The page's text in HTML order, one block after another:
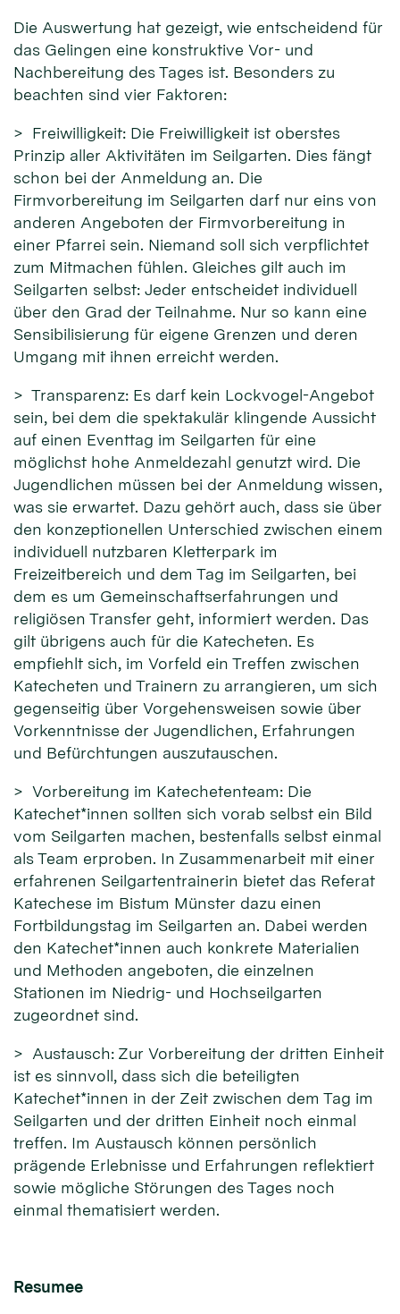
Die Auswertung hat gezeigt, wie entscheidend für
das Gelingen eine konstruktive Vor- und
Nachbereitung des Tages ist. Besonders zu
beachten sind vier Faktoren:
> Freiwilligkeit: Die Freiwilligkeit ist oberstes
Prinzip aller Aktivitäten im Seilgarten. Dies fängt
schon bei der Anmeldung an. Die
Firmvorbereitung im Seilgarten darf nur eins von
anderen Angeboten der Firmvorbereitung in
einer Pfarrei sein. Niemand soll sich verpflichtet
zum Mitmachen fühlen. Gleiches gilt auch im
Seilgarten selbst: Jeder entscheidet individuell
über den Grad der Teilnahme. Nur so kann eine
Sensibilisierung für eigene Grenzen und deren
Umgang mit ihnen erreicht werden.
> Transparenz: Es darf kein Lockvogel-Angebot
sein, bei dem die spektakulär klingende Aussicht
auf einen Eventtag im Seilgarten für eine
möglichst hohe Anmeldezahl genutzt wird. Die
Jugendlichen müssen bei der Anmeldung wissen,
was sie erwartet. Dazu gehört auch, dass sie über
den konzeptionellen Unterschied zwischen einem
individuell nutzbaren Kletterpark im
Freizeitbereich und dem Tag im Seilgarten, bei
dem es um Gemeinschaftserfahrungen und
religiösen Transfer geht, informiert werden. Das
gilt übrigens auch für die Katecheten. Es
empfiehlt sich, im Vorfeld ein Treffen zwischen
Katecheten und Trainern zu arrangieren, um sich
gegenseitig über Vorgehensweisen sowie über
Vorkenntnisse der Jugendlichen, Erfahrungen
und Befürchtungen auszutauschen.
> Vorbereitung im Katechetenteam: Die
Katechet*innen sollten sich vorab selbst ein Bild
vom Seilgarten machen, bestenfalls selbst einmal
als Team erproben. In Zusammenarbeit mit einer
erfahrenen Seilgartentrainerin bietet das Referat
Katechese im Bistum Münster dazu einen
Fortbildungstag im Seilgarten an. Dabei werden
den Katechet*innen auch konkrete Materialien
und Methoden angeboten, die einzelnen
Stationen im Niedrig- und Hochseilgarten
zugeordnet sind.
> Austausch: Zur Vorbereitung der dritten Einheit
ist es sinnvoll, dass sich die beteiligten
Katechet*innen in der Zeit zwischen dem Tag im
Seilgarten und der dritten Einheit noch einmal
treffen. Im Austausch können persönlich
prägende Erlebnisse und Erfahrungen reflektiert
sowie mögliche Störungen des Tages noch
einmal thematisiert werden.
Resumee